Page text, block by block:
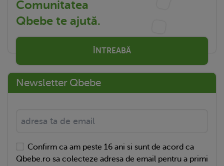
Comunitatea
Qbebe te ajută.
ÎNTREABĂ
Newsletter Qbebe
Confirm ca am peste 16 ani si sunt de acord ca
Qbebe.ro sa colecteze adresa de email pentru a primi